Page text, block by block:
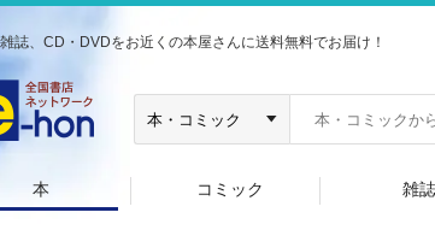
誌、CD・DVDをお近くの本屋さんに送料無料でお届け！
本 コミック 雑誌